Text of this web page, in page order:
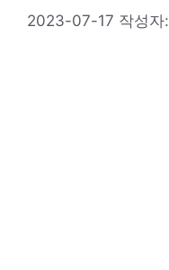
2023-07-17 작성자: